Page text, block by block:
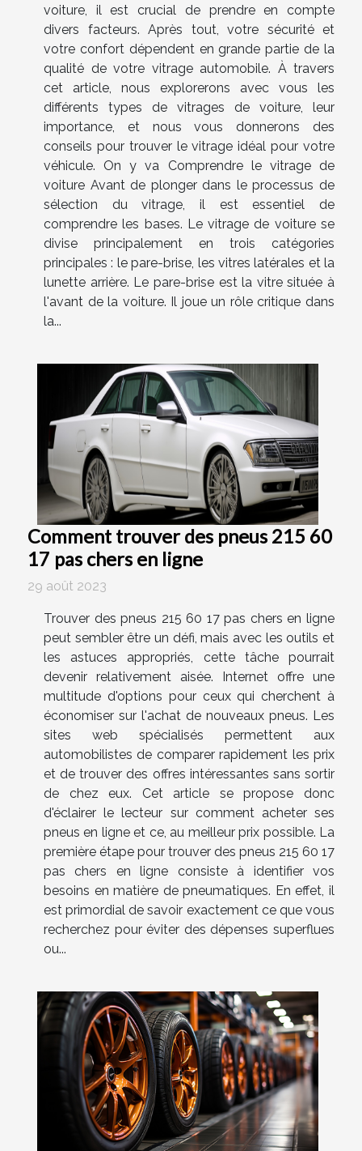
voiture, il est crucial de prendre en compte
divers facteurs. Après tout, votre sécurité et
votre confort dépendent en grande partie de la
qualité de votre vitrage automobile. À travers
cet article, nous explorerons avec vous les
différents types de vitrages de voiture, leur
importance, et nous vous donnerons des
conseils pour trouver le vitrage idéal pour votre
véhicule. On y va Comprendre le vitrage de
voiture Avant de plonger dans le processus de
sélection du vitrage, il est essentiel de
comprendre les bases. Le vitrage de voiture se
divise principalement en trois catégories
principales : le pare-brise, les vitres latérales et la
lunette arrière. Le pare-brise est la vitre située à
l'avant de la voiture. Il joue un rôle critique dans
la...
Comment trouver des pneus 215 60
17 pas chers en ligne
29 août 2023
Trouver des pneus 215 60 17 pas chers en ligne
peut sembler être un défi, mais avec les outils et
les astuces appropriés, cette tâche pourrait
devenir relativement aisée. Internet offre une
multitude d'options pour ceux qui cherchent à
économiser sur l'achat de nouveaux pneus. Les
sites web spécialisés permettent aux
automobilistes de comparer rapidement les prix
et de trouver des offres intéressantes sans sortir
de chez eux. Cet article se propose donc
d'éclairer le lecteur sur comment acheter ses
pneus en ligne et ce, au meilleur prix possible. La
première étape pour trouver des pneus 215 60 17
pas chers en ligne consiste à identifier vos
besoins en matière de pneumatiques. En effet, il
est primordial de savoir exactement ce que vous
recherchez pour éviter des dépenses superflues
ou...